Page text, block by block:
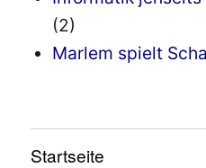
(2)
Marlem spielt
Startseite